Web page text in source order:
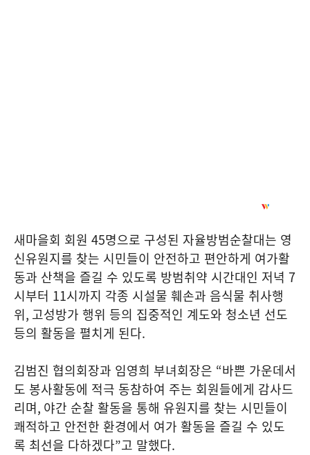
새마을회 회원 45명으로 구성된 자율방범순찰대는 영
신유원지를 찾는 시민들이 안전하고 편안하게 여가활
동과 산책을 즐길 수 있도록 방범취약 시간대인 저녁 7
시부터 11시까지 각종 시설물 훼손과 음식물 취사행
위, 고성방가 행위 등의 집중적인 계도와 청소년 선도
등의 활동을 펼치게 된다.
김범진 협의회장과 임영희 부녀회장은 “바쁜 가운데서
도 봉사활동에 적극 동참하여 주는 회원들에게 감사드
리며, 야간 순찰 활동을 통해 유원지를 찾는 시민들이
쾌적하고 안전한 환경에서 여가 활동을 즐길 수 있도
록 최선을 다하겠다”고 말했다.